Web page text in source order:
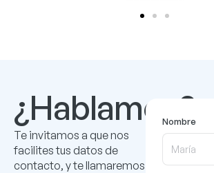
¿Hablamos?
Te invitamos a que nos
facilites tus datos de
contacto, y te llamaremos
Nombre